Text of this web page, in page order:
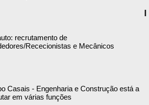
recrutamento de
Rececionistas e Mecânicos
Casais - Engenharia e Construção está a
em várias funções
I